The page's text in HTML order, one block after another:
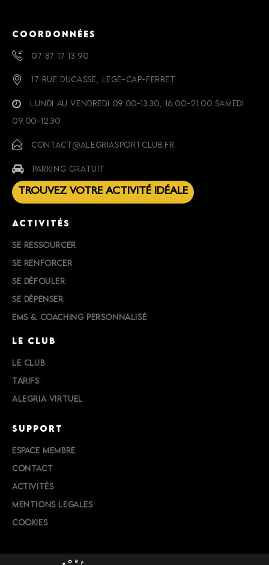
COORDONNÉES
07 87 17 13 90
17 RUE DUCASSE, LEGE-CAP-FERRET
LUNDI AU VENDREDI 09.00-13.30, 16.00-21.00 SAMEDI
09.00-12.30
CONTACT@ALEGRIASPORTCLUB.FR
PARKING GRATUIT
TROUVEZ VOTRE ACTIVITÉ IDÉALE
ACTIVITÉS
SE RESSOURCER
SE RENFORCER
SE DÉFOULER
SE DÉPENSER
EMS & COACHING PERSONNALISÉ
LE CLUB
LE CLUB
TARIFS
ALEGRIA VIRTUEL
SUPPORT
ESPACE MEMBRE
CONTACT
ACTIVITÉS
MENTIONS LEGALES
COOKIES